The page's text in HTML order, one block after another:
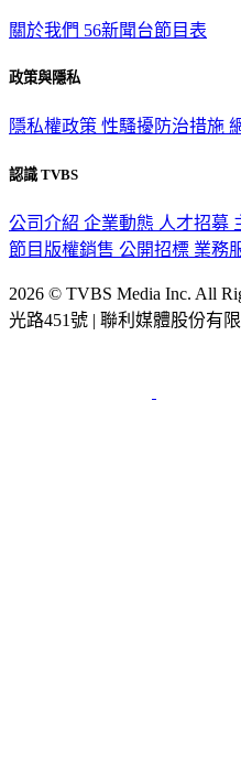
關於我們 56新聞台節目表
政策與隱私
隱私權政策 性騷擾防治措施
認識 TVBS
公司介紹 企業動態 人才招募
節目版權銷售 公開招標 業務
2026 © TVBS Media Inc. All
光路451號 | 聯利媒體股份有